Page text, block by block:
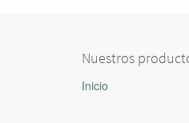
Nuestros
Inicio